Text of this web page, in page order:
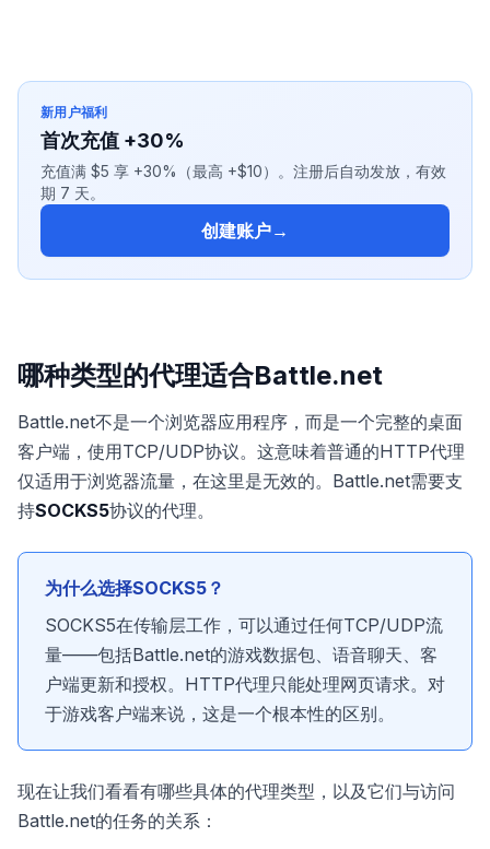
新用户福利
首次充值 +30%
充值满 $5 享 +30%（最高 +$10）。注册后自动发放，有效
期 7 天。
创建账户→
哪种类型的代理适合Battle.net
Battle.net不是一个浏览器应用程序，而是一个完整的桌面
客户端，使用TCP/UDP协议。这意味着普通的HTTP代理
仅适用于浏览器流量，在这里是无效的。Battle.net需要支
持SOCKS5协议的代理。
为什么选择SOCKS5？
SOCKS5在传输层工作，可以通过任何TCP/UDP流
量——包括Battle.net的游戏数据包、语音聊天、客
户端更新和授权。HTTP代理只能处理网页请求。对
于游戏客户端来说，这是一个根本性的区别。
现在让我们看看有哪些具体的代理类型，以及它们与访问
Battle.net的任务的关系：